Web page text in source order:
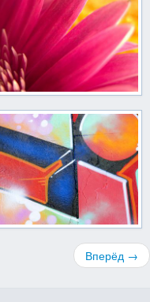
Вперёд →